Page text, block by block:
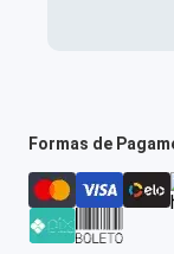
Formas de